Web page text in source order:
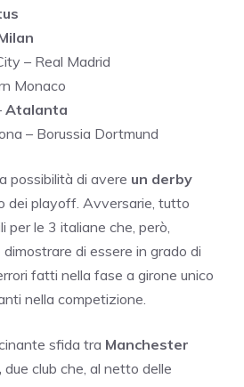
– Real Madrid
Monaco
Atalanta
– Borussia Dortmund
possibilità di avere un derby
dei playoff. Avversarie, tutto
per le 3 italiane che, però,
di essere in grado di
fatti nella fase a girone unico
nella competizione.
sfida tra Manchester
due club che, al netto delle